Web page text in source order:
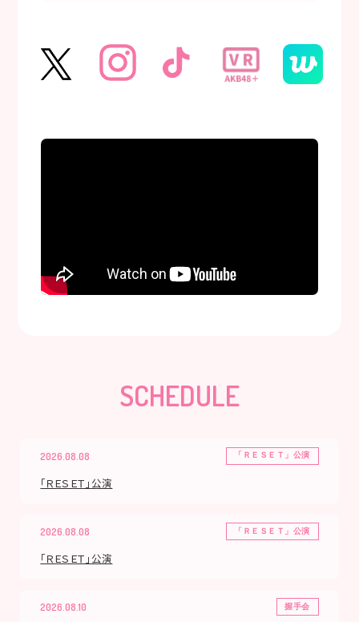
SCHEDULE
2026.08.08 「ＲＥＳＥＴ」公演
「ＲＥＳＥＴ」公演
2026.08.08 「ＲＥＳＥＴ」公演
「ＲＥＳＥＴ」公演
2026.08.10 握手会